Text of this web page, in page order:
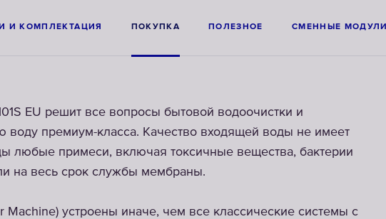
И КОМПЛЕКТАЦИЯ ПОКУПКА ПОЛЕЗНОЕ СМЕННЫЕ МОДУЛИ
EU решит все вопросы бытовой водоочистки и
воду премиум-класса. Качество входящей воды не имеет
любые примеси, включая токсичные вещества, бактерии
на весь срок службы мембраны.
устроены иначе, чем все классические системы с